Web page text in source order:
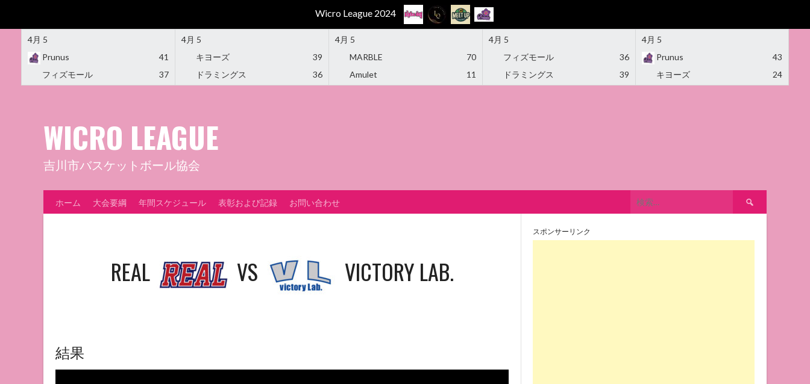
Wicro League 2024
4月 5
Prunus
41
フィズモール
37
4月 5
キヨーズ
39
ドラミングス
36
4月 5
MARBLE
70
Amulet
11
4月 5
フィズモール
36
ドラミングス
39
4月 5
Prunus
43
キヨーズ
24
WICRO LEAGUE
吉川市バスケットボール協会
ホーム 大会要綱 年間スケジュール 表彰および記録 お問い合わせ
索:
REAL VS VICTORY LAB.
結果
スポンサーリンク